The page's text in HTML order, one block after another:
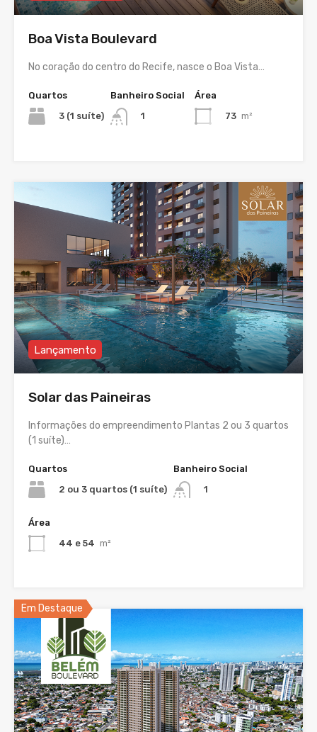
Boa Vista Boulevard
No coração do centro do Recife, nasce o Boa Vista…
Quartos
3 (1 suíte)
Banheiro Social
1
Área
73 m²
Lançamento
Solar das Paineiras
Informações do empreendimento Plantas 2 ou 3 quartos
(1 suíte)…
Quartos
2 ou 3 quartos (1 suíte)
Banheiro Social
1
Área
44 e 54 m²
Em Destaque